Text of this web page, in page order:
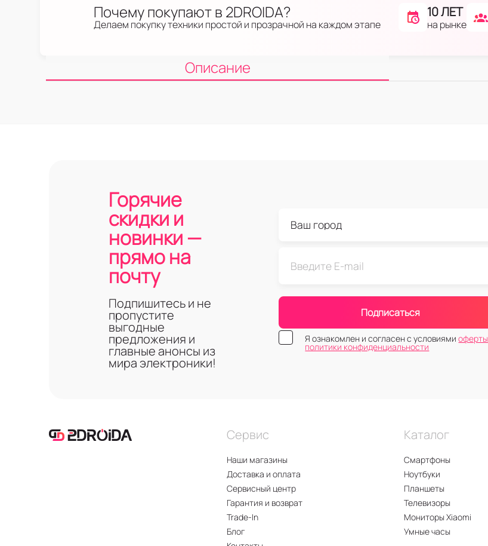
Почему покупают в 2DROIDA?
Делаем покупку техники простой и прозрачной на каждом этапе
10 ЛЕТ
на рынке
Описание
Горячие
скидки и
новинки —
прямо на
почту
Подпишитесь и не
пропустите
выгодные
предложения и
главные анонсы из
мира электроники!
Подписаться
Я ознакомлен и согласен с условиямиоферты
политики конфиденциальности
Сервис
Наши магазины
Доставка и оплата
Сервисный центр
Гарантия и возврат
Trade-In
Блог
Каталог
Смартфоны
Ноутбуки
Планшеты
Телевизоры
Мониторы Xiaomi
Умные часы